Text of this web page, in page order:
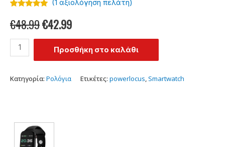
με4.87από
5 με βάση
πελάτη
(1 αξιολόγηση πελάτη)
€48.99€42.99
Προσθήκη στο καλάθι
Κατηγορία: Ρολόγια Ετικέτες: powerlocus Smartwatch